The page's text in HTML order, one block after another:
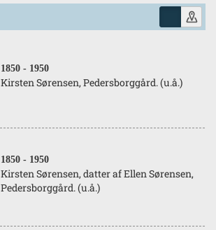
1850 - 1950
Kirsten Sørensen, Pedersborggård. (u.å.)
1850 - 1950
Kirsten Sørensen, datter af Ellen Sørensen,
Pedersborggård. (u.å.)